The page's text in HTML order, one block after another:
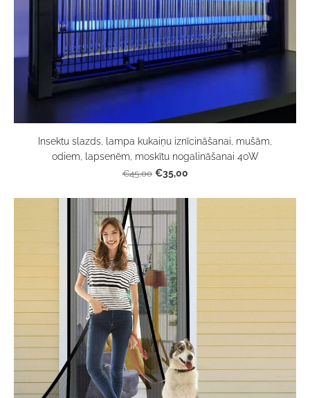
Insektu slazds, lampa kukaiņu iznīcināšanai, mušām,
odiem, lapsenēm, moskītu nogalināšanai 40W
€45,00 €35,00